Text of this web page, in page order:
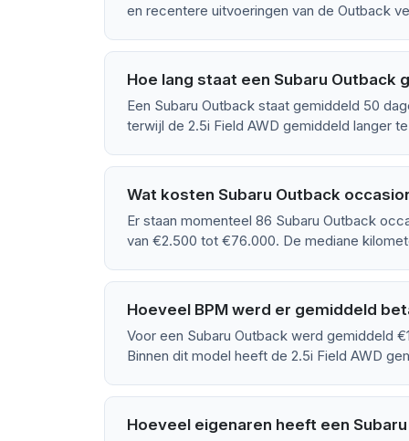
en recentere uitvoeringen van de Outback
Hoe lang staat een Subaru Outback
Een Subaru Outback staat gemiddeld 50
terwijl de 2.5i Field AWD gemiddeld langer
Wat kosten Subaru Outback
Er staan momenteel 86 Subaru Outback
van €2.500 tot €76.000. De mediane
Hoeveel BPM werd er gemiddeld
Voor een Subaru Outback werd gemiddeld
Binnen dit model heeft de 2.5i Field AWD
Hoeveel eigenaren heeft een